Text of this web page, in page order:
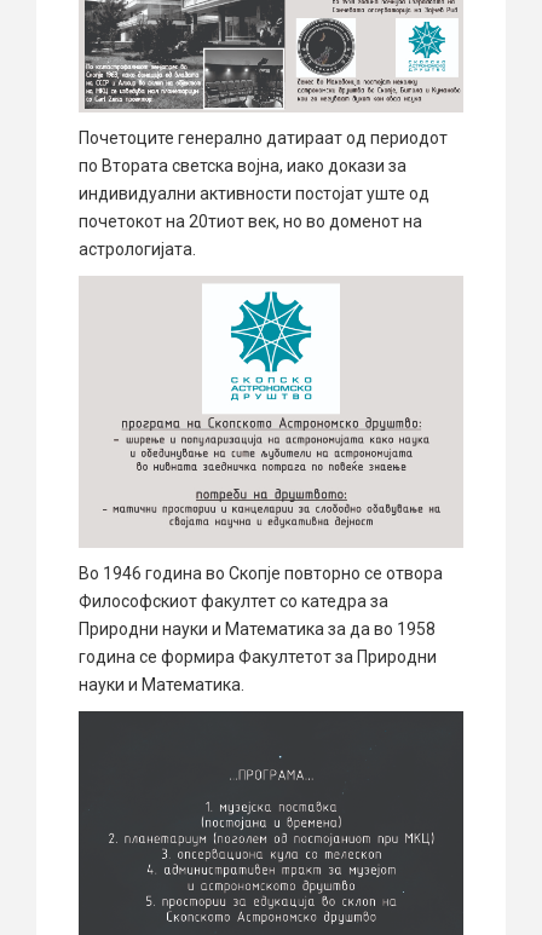
Почетоците генерално датираат од периодот
по Втората светска војна, иако докази за
индивидуални активности постојат уште од
почетокот на 20тиот век, но во доменот на
астрологијата.
Во 1946 година во Скопје повторно се отвора
Философскиот факултет со катедра за
Природни науки и Математика за да во 1958
година се формира Факултетот за Природни
науки и Математика.